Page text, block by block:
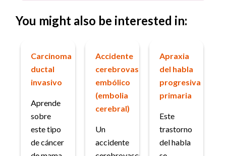
You might also be interested in:
Carcinoma
ductal
invasivo
Aprende
sobre
este tipo
de cáncer
Accidente
cerebrovascular
embólico
(embolia
cerebral)
Un
accidente
Apraxia
del habla
progresiva
primaria
Este
trastorno
del habla